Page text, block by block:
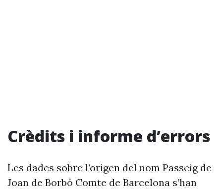
Crèdits i informe d’errors
Les dades sobre l’origen del nom Passeig de
Joan de Borbó Comte de Barcelona s’han